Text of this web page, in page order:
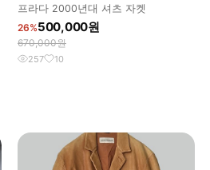
프라다 2000년대 셔츠 자켓
26%500,000원
670,000원
257 10